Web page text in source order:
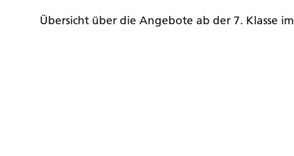
Übersicht über die Angebote ab der 7. Klasse im